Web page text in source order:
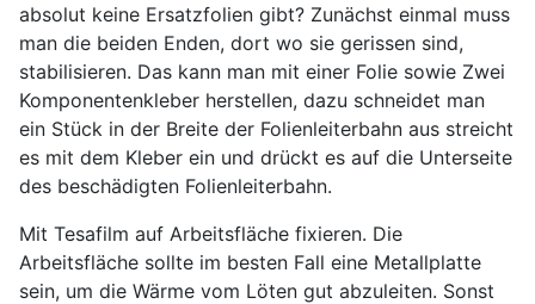
absolut keine Ersatzfolien gibt? Zunächst einmal muss
man die beiden Enden, dort wo sie gerissen sind,
stabilisieren. Das kann man mit einer Folie sowie Zwei
Komponentenkleber herstellen, dazu schneidet man
ein Stück in der Breite der Folienleiterbahn aus streicht
es mit dem Kleber ein und drückt es auf die Unterseite
des beschädigten Folienleiterbahn.
Mit Tesafilm auf Arbeitsfläche fixieren. Die
Arbeitsfläche sollte im besten Fall eine Metallplatte
sein, um die Wärme vom Löten gut abzuleiten. Sonst